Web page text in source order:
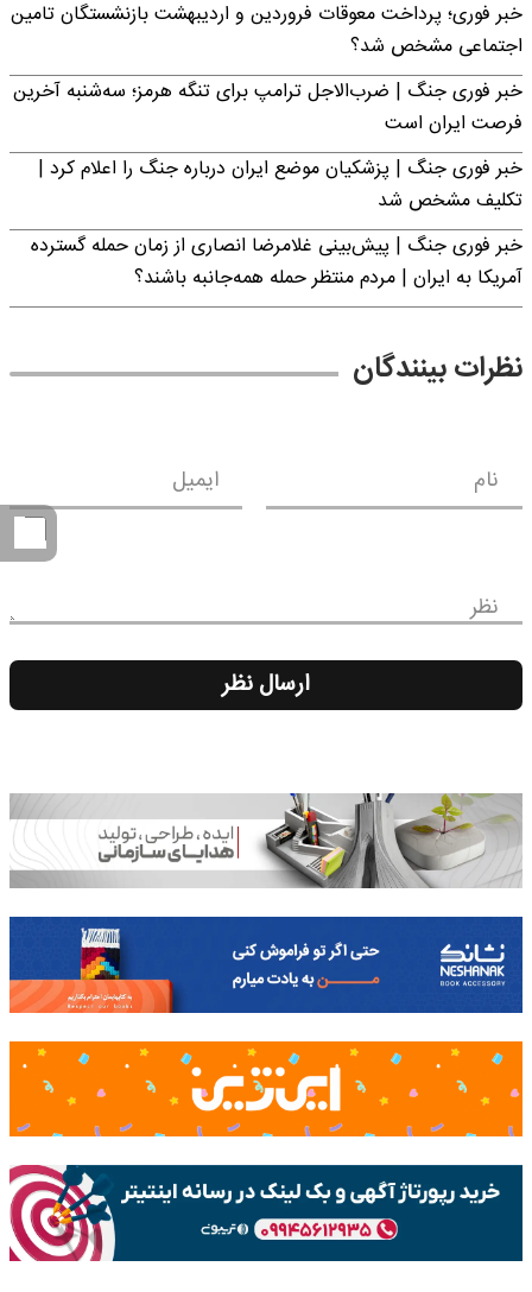
خبر فوری؛ پرداخت معوقات فروردین و اردیبهشت بازنشستگان تامین
اجتماعی مشخص شد؟
خبر فوری جنگ | ضرب‌الاجل ترامپ برای تنگه هرمز؛ سه‌شنبه آخرین
فرصت ایران است
خبر فوری جنگ | پزشکیان موضع ایران درباره جنگ را اعلام کرد |
تکلیف مشخص شد
خبر فوری جنگ | پیش‌بینی غلامرضا انصاری از زمان حمله گسترده
آمریکا به ایران | مردم منتظر حمله همه‌جانبه باشند؟
نظرات بینندگان
نام ایمیل
نظر
ارسال نظر